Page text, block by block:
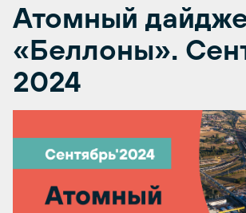
Атомный
«Беллоны».
2024